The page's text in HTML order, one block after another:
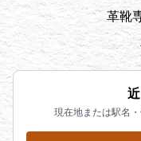
革靴
現在地または駅名